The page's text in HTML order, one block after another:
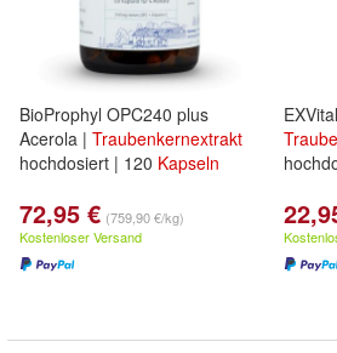
BioProphyl OPC240 plus
Acerola | Traubenkernextrakt
hochdosiert | 120 Kapseln
72,95 € (759,90 €/kg)
Kostenloser Versand